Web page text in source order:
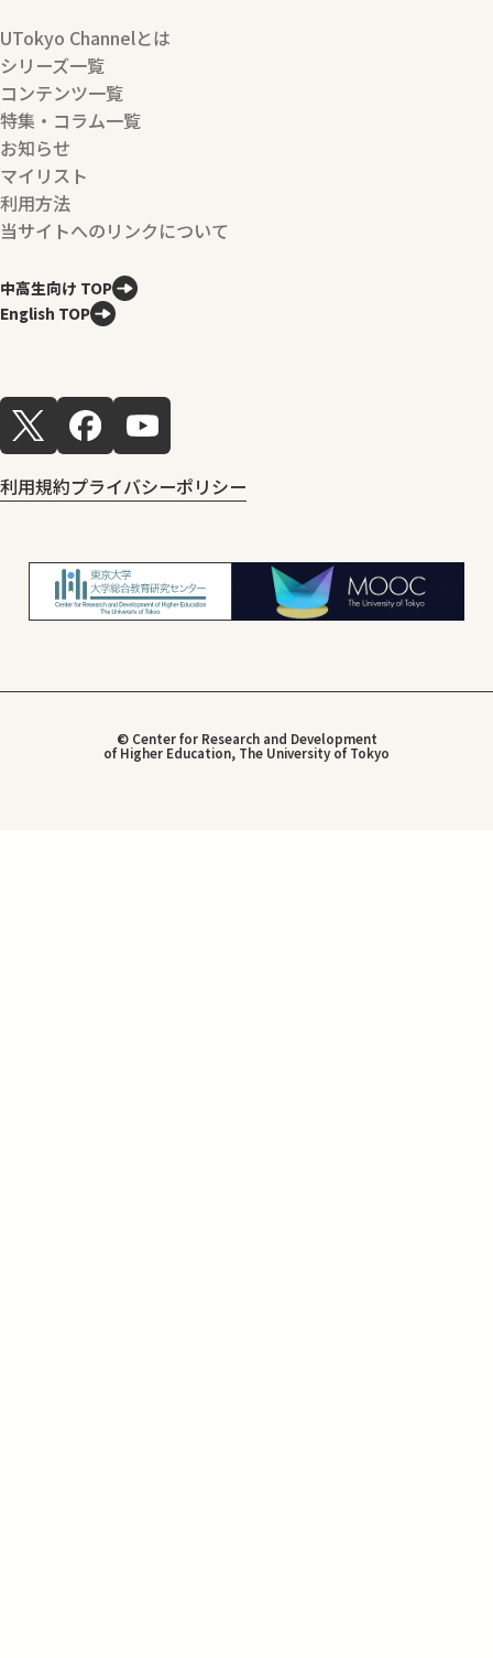
UTokyo Channelとは
シリーズ一覧
コンテンツ一覧
特集・コラム一覧
お知らせ
マイリスト
利用方法
当サイトへのリンクについて
中高生向け TOP
English TOP
利用規約プライバシーポリシー
© Center for Research and Development
of Higher Education, The University of Tokyo